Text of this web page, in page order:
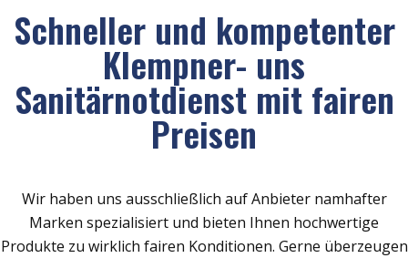
Schneller und kompetenter
Klempner- uns
Sanitärnotdienst mit fairen
Preisen
Wir haben uns ausschließlich auf Anbieter namhafter
Marken spezialisiert und bieten Ihnen hochwertige
Produkte zu wirklich fairen Konditionen. Gerne überzeugen